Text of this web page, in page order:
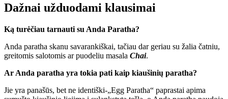
Dažnai užduodami klausimai
Ką turėčiau tarnauti su Anda Paratha?
Anda paratha skanu savarankiškai, tačiau dar geriau su žalia čatniu,
greitomis salotomis ar puodeliu masala Chai.
Ar Anda paratha yra tokia pati kaip kiaušinių paratha?
Jie yra panašūs, bet ne identiški-„Egg Paratha“ paprastai apima